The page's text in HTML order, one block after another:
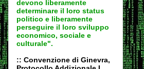
devono liberamente
determinare il loro status
politico e liberamente
perseguire il loro sviluppo
economico, sociale e
culturale".
:: Convenzione di Ginevra,